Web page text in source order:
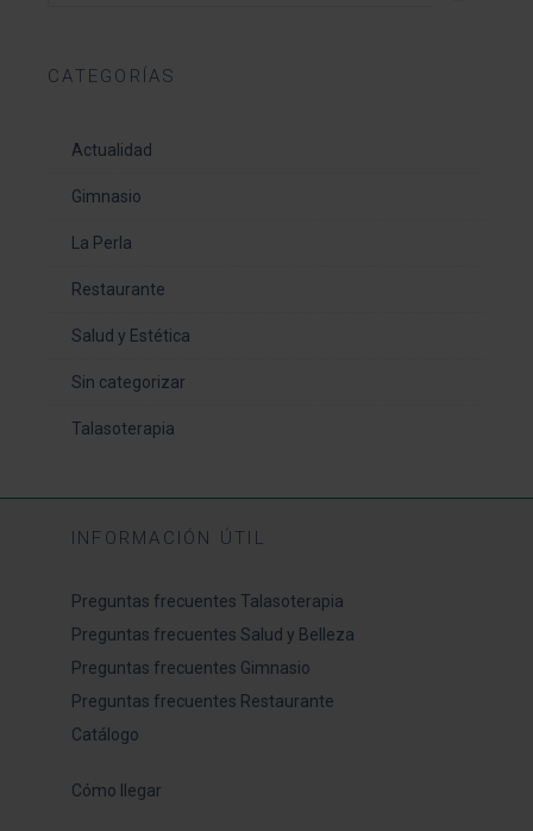
CATEGORÍAS
Actualidad
Gimnasio
La Perla
Restaurante
Salud y Estética
Sin categorizar
Talasoterapia
INFORMACIÓN ÚTIL
Preguntas frecuentes Talasoterapia
Preguntas frecuentes Salud y Belleza
Preguntas frecuentes Gimnasio
Preguntas frecuentes Restaurante
Catálogo
Cómo llegar